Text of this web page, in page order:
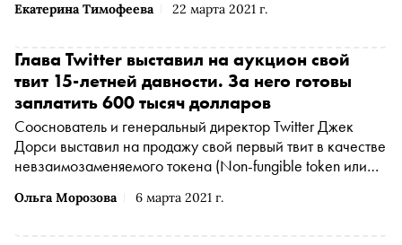
Екатерина Тимофеева 22 марта 2021 г.
NFT) купил генеральный директор малайзийской
Ольга Морозова 6 марта 2021 г.
Глава Twitter выставил на аукцион свой
твит 15-летней давности. За него готовы
заплатить 600 тысяч долларов
Сооснователь и генеральный директор Twitter Джек
Дорси выставил на продажу свой первый твит в качестве
невзаимозаменяемого токена (Non-fungible token или